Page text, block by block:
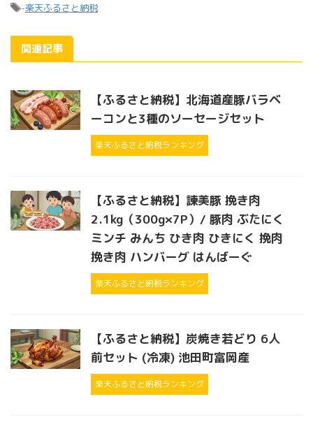
-楽天ふるさと納税
関連記事
【ふるさと納税】北海道産豚バラベ
ーコンと3種のソーセージセット
楽天ふるさと納税ランキング
【ふるさと納税】諫美豚 挽き肉
2.1kg（300g×7P）/ 豚肉 ぶたにく
ミンチ みんち ひき肉 ひきにく 挽肉
挽き肉 ハンバーグ はんばーぐ
楽天ふるさと納税ランキング
【ふるさと納税】炭焼き若どり 6人
前セット (冷凍) 池田町富岡産
楽天ふるさと納税ランキング